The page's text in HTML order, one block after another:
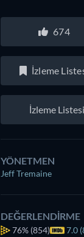
674
İzleme
İzleme
YÖNETMEN
Jeff Tremaine
DEĞERLENDIRME
76% (854) 7.0